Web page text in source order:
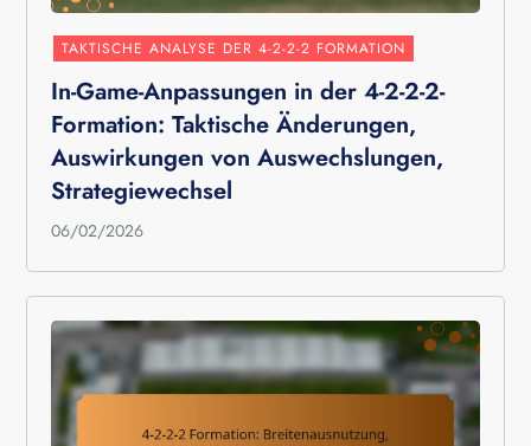
TAKTISCHE ANALYSE DER 4-2-2-2 FORMATION
In-Game-Anpassungen in der 4-2-2-2-
Formation: Taktische Änderungen,
Auswirkungen von Auswechslungen,
Strategiewechsel
06/02/2026